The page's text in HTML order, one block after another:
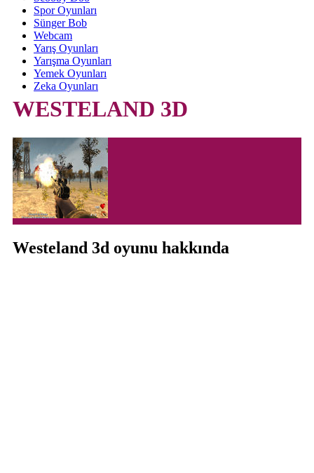
Spor Oyunları
Sünger Bob
Webcam
Yarış Oyunları
Yarışma Oyunları
Yemek Oyunları
Zeka Oyunları
WESTELAND 3D
Westeland 3d oyunu hakkında